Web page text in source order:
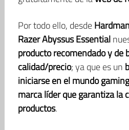
Por todo ello, desde
Razer Abyssus Essential
producto recomendado y de
calidad/precio; ya que es un
iniciarse en el mundo gaming
marca líder que garantiza la
productos.